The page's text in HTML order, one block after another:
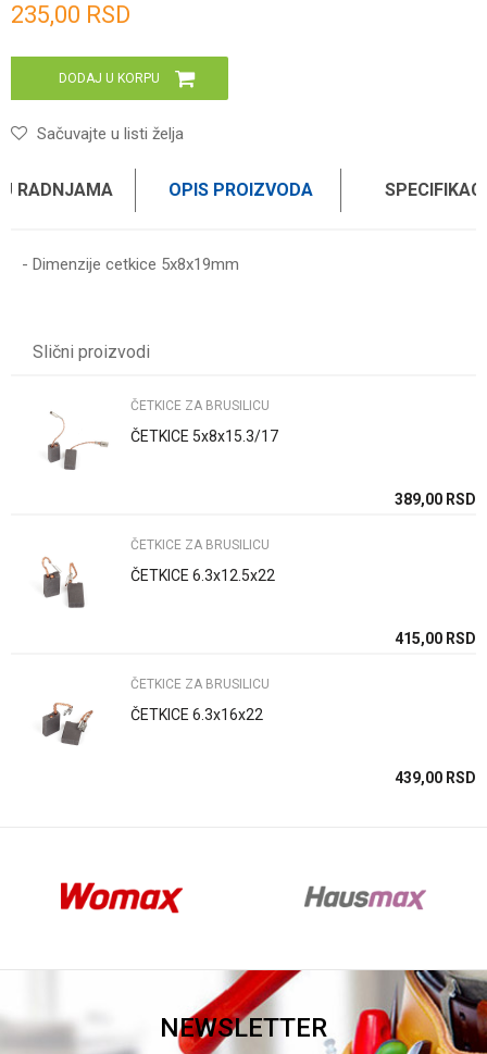
235,00 RSD
DODAJ U KORPU
Sačuvajte u listi želja
RADNJAMA OPIS PROIZVODA
- Dimenzije cetkice 5x8x19mm
Poruka
POŠALJI
Slični proizvodi
ČETKICE ZA BRUSILICU
ČETKICE 5x8x15.3/17
389,00 RSD
ČETKICE ZA BRUSILICU
ČETKICE 6.3x12.5x22
415,00 RSD
ČETKICE ZA BRUSILICU
ČETKICE 6.3x16x22
439,00 RSD
NEWSLETTER